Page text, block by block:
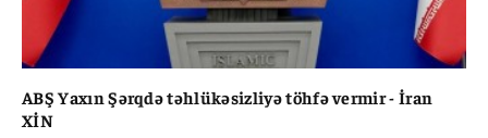
ABŞ Yaxın Şərqdə təhlükəsizliyə töhfə vermir - İran
XİN